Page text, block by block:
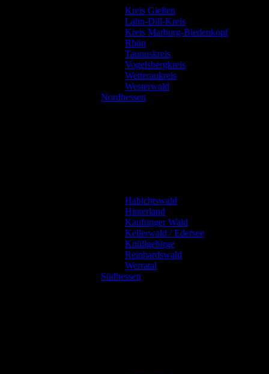
Kreis Gießen
Lahn-Dill-Kreis
Kreis Marburg-Biedenkopf
Rhön
Taunuskreis
Vogelsbergkreis
Wetteraukreis
Westerwald
Nordhessen
Habichtswald
Hinterland
Kaufunger Wald
Kellerwald / Edersee
Knüllgebirge
Reinhardswald
Werratal
Südhessen